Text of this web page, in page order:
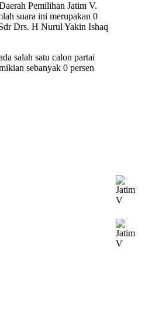
Pemilihan Jatim V.
suara ini merupakan 0
Drs. H Nurul Yakin Ishaq
salah satu calon partai
sebanyak 0 persen